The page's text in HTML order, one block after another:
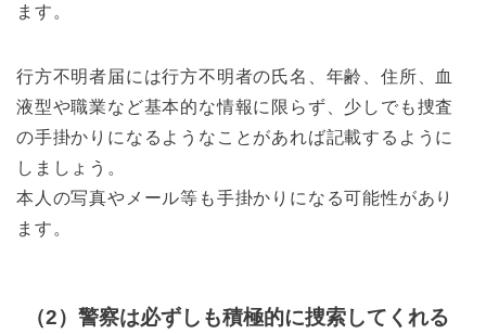
ます。
行方不明者届には行方不明者の氏名、年齢、住所、血
液型や職業など基本的な情報に限らず、少しでも捜査
の手掛かりになるようなことがあれば記載するように
しましょう。
本人の写真やメール等も手掛かりになる可能性があり
ます。
（2）警察は必ずしも積極的に捜索してくれる